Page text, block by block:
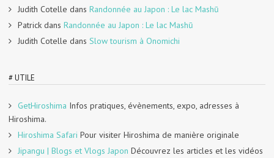
Judith Cotelle dans Randonnée au Japon : Le lac Mashū
Patrick dans Randonnée au Japon : Le lac Mashū
Judith Cotelle dans Slow tourism à Onomichi
# UTILE
GetHiroshima Infos pratiques, évènements, expo, adresses à
Hiroshima.
Hiroshima Safari Pour visiter Hiroshima de manière originale
Jipangu | Blogs et Vlogs Japon Découvrez les articles et les vidéos